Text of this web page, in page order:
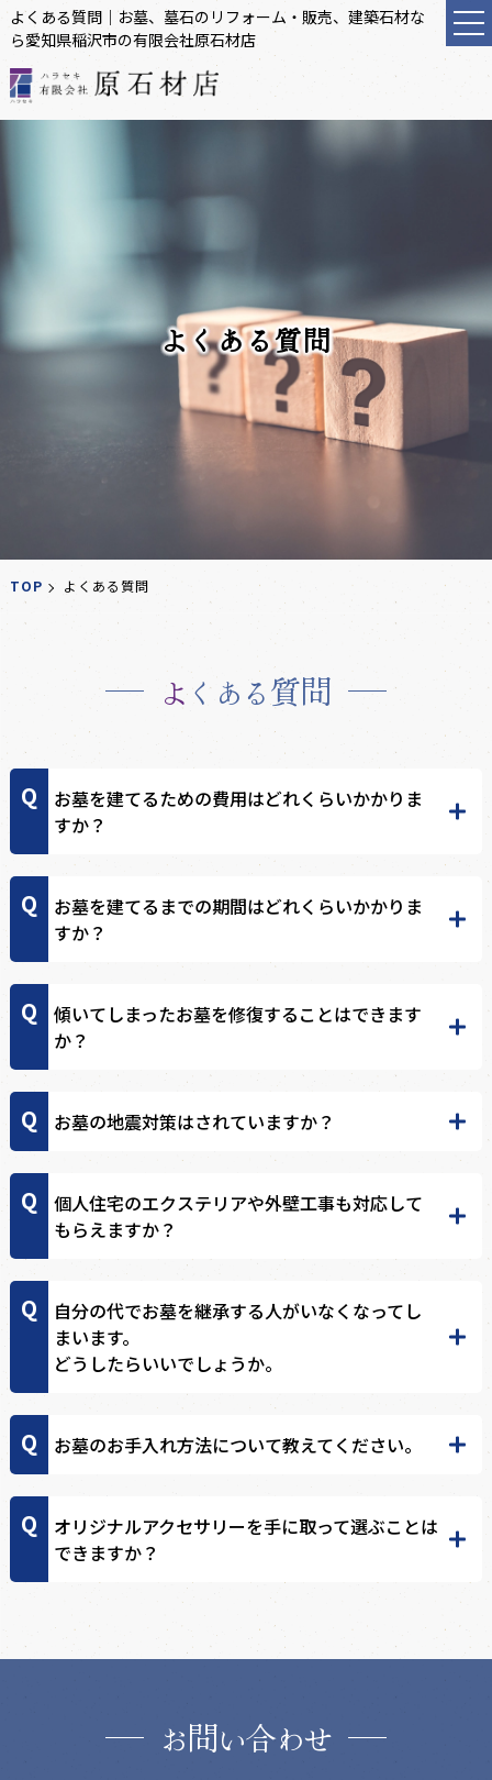
よくある質問｜お墓、墓石のリフォーム・販売、建築石材な
ら愛知県稲沢市の有限会社原石材店
よくある質問
TOP よくある質問
よくある質問
お墓を建てるための費用はどれくらいかかりま
すか？
お墓を建てるまでの期間はどれくらいかかりま
すか？
傾いてしまったお墓を修復することはできます
か？
お墓の地震対策はされていますか？
個人住宅のエクステリアや外壁工事も対応して
もらえますか？
自分の代でお墓を継承する人がいなくなってし
まいます。
どうしたらいいでしょうか。
お墓のお手入れ方法について教えてください。
オリジナルアクセサリーを手に取って選ぶことは
できますか？
お問い合わせ